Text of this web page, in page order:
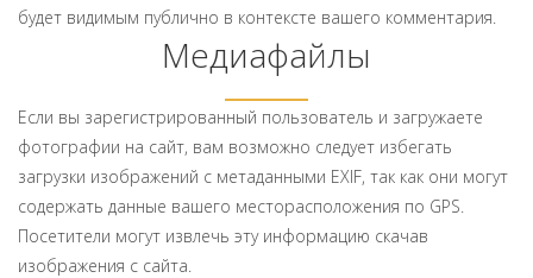
будет видимым публично в контексте вашего комментария.
Медиафайлы
Если вы зарегистрированный пользователь и загружаете
фотографии на сайт, вам возможно следует избегать
загрузки изображений с метаданными EXIF, так как они могут
содержать данные вашего месторасположения по GPS.
Посетители могут извлечь эту информацию скачав
изображения с сайта.